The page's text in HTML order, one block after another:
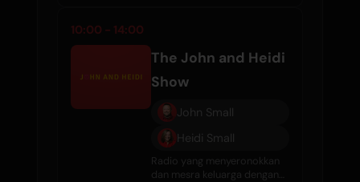
10:00 - 14:00
The John and Heidi
Show
John Small
Heidi Small
Radio yang menyeronokkan
dan mesra keluarga dengan